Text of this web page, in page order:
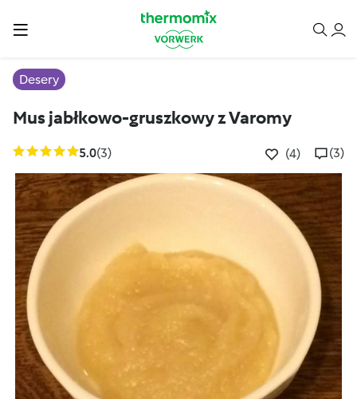
Desery
Mus jabłkowo-gruszkowy z Varomy
5.0(3) (4) (3)